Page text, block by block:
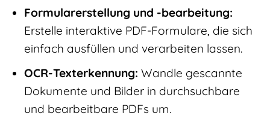
Formularerstellung und -bearbeitung:
Erstelle interaktive PDF-Formulare, die sich
einfach ausfüllen und verarbeiten lassen.
OCR-Texterkennung: Wandle gescannte
Dokumente und Bilder in durchsuchbare
und bearbeitbare PDFs um.